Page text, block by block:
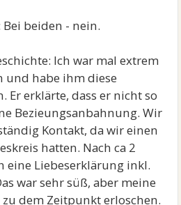
beiden - nein.
Ich war mal extrem
und habe ihm diese
Er erklärte, dass er nicht so
Bezieungsanbahnung. Wir
Kontakt, da wir einen
hatten. Nach ca 2
eine Liebeserklärung inkl.
war sehr süß, aber meine
dem Zeitpunkt erloschen.